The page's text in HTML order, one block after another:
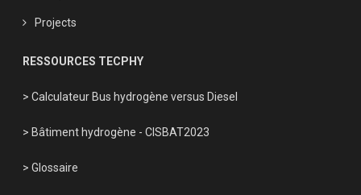
Projects
RESSOURCES TECPHY
> Calculateur Bus hydrogène versus Diesel
> Bâtiment hydrogène - CISBAT2023
> Glossaire